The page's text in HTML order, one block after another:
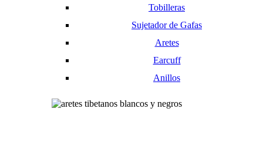
Tobilleras
Sujetador de Gafas
Aretes
Earcuff
Anillos